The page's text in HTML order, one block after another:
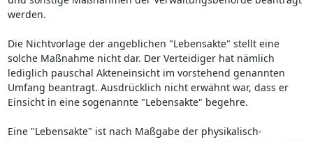
werden.
Die Nichtvorlage der angeblichen "Lebensakte" stellt eine
solche Maßnahme nicht dar. Der Verteidiger hat nämlich
lediglich pauschal Akteneinsicht im vorstehend genannten
Umfang beantragt. Ausdrücklich nicht erwähnt war, dass er
Einsicht in eine sogenannte "Lebensakte" begehre.
Eine "Lebensakte" ist nach Maßgabe der physikalisch-